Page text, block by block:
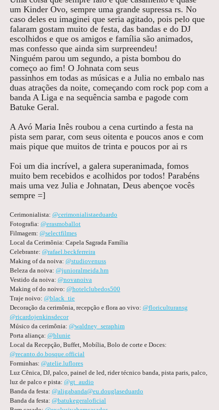
um Kinder Ovo, sempre uma grande supressa rs. No
caso deles eu imaginei que seria agitado, pois pelo que
falaram gostam muito de festa, das bandas e do DJ
escolhidos e que os amigos e família são animados,
mas confesso que ainda sim surpreendeu!
Ninguém parou um segundo, a pista bombou do
começo ao fim! O Johnata com seus
passinhos em todas as músicas e a Julia no embalo nas
duas atrações da noite, começando com rock pop com a
banda A Liga e na sequência samba e pagode com
Batuke Geral.
A Avó Maria Inês roubou a cena curtindo a festa na
pista sem parar, com seus oitenta e poucos anos e com
mais pique que muitos de trinta e poucos por ai rs
Foi um dia incrível, a galera superanimada, fomos
muito bem recebidos e acolhidos por todos! Parabéns
mais uma vez Julia e Johnatan, Deus abençoe vocês
sempre =]
Cerimonialista: @cerimonialistaeduardo
Fotografia: @erasmoballot
Filmagem: @selectfilmes
Local da Cerimônia: Capela Sagrada Família
Celebrante: @rafael.beckferreira
Making of da noiva: @studiovenuss
Beleza da noiva: @junioralmeida.hm
Vestido da noiva: @novanoiva
Making of do noivo: @hotelclubedos500
Traje noivo: @black_tie
Decoração da cerimônia, recepção e flora ao vivo: @floriculturansg
@ricardojenkinsdecor
Músico da cerimônia: @waldney_seraphim
Porta aliança: @blunie
Local da Recepção, Buffet, Mobília, Bolo de corte e Doces:
@recanto.do.bosque.official
Forminhas: @atelie.luflores
Luz Cênica, DJ, palco, painel de led, rider técnico banda, pista paris, palco,
luz de palco e pista: @gt_audio
Banda da festa: @aligabanda@eu.douglaseduardo
Banda da festa: @batukegeraloficial